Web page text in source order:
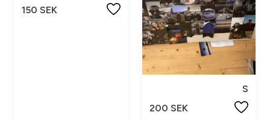
150 SEK
S
200 SEK